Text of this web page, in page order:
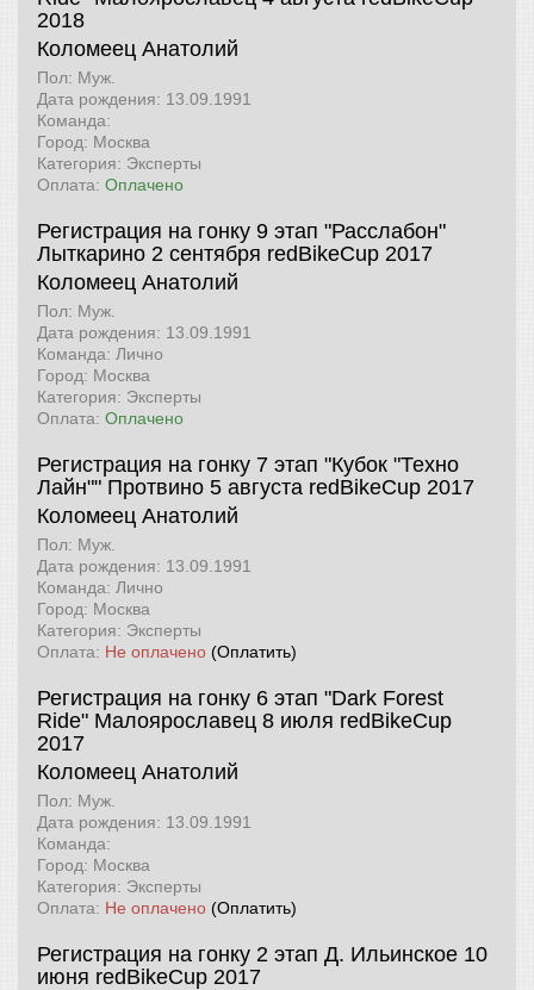
2018
Коломеец Анатолий
Пол: Муж.
Дата рождения: 13.09.1991
Команда:
Город: Москва
Категория: Эксперты
Оплата: Оплачено
Регистрация на гонку 9 этап "Расслабон"
Лыткарино 2 сентября redBikeCup 2017
Коломеец Анатолий
Пол: Муж.
Дата рождения: 13.09.1991
Команда: Лично
Город: Москва
Категория: Эксперты
Оплата: Оплачено
Регистрация на гонку 7 этап "Кубок "Техно
Лайн"" Протвино 5 августа redBikeCup 2017
Коломеец Анатолий
Пол: Муж.
Дата рождения: 13.09.1991
Команда: Лично
Город: Москва
Категория: Эксперты
Оплата: Не оплачено (Оплатить)
Регистрация на гонку 6 этап "Dark Forest
Ride" Малоярославец 8 июля redBikeCup
2017
Коломеец Анатолий
Пол: Муж.
Дата рождения: 13.09.1991
Команда:
Город: Москва
Категория: Эксперты
Оплата: Не оплачено (Оплатить)
Регистрация на гонку 2 этап Д. Ильинское 10
июня redBikeCup 2017